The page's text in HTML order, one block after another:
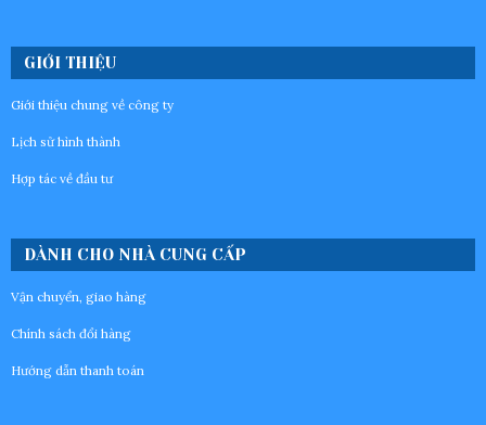
GIỚI THIỆU
Giới thiệu chung về công ty
Lịch sử hình thành
Hợp tác về đầu tư
DÀNH CHO NHÀ CUNG CẤP
Vận chuyển, giao hàng
Chính sách đổi hàng
Hướng dẫn thanh toán